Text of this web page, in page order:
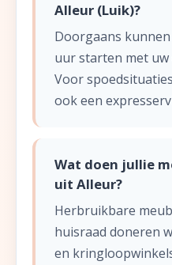
Alleur (Luik)?
Doorgaans
uur starten met
Voor
ook een
Wat doen jullie
uit Alleur?
Herbruikbare
huisraad doneren
en